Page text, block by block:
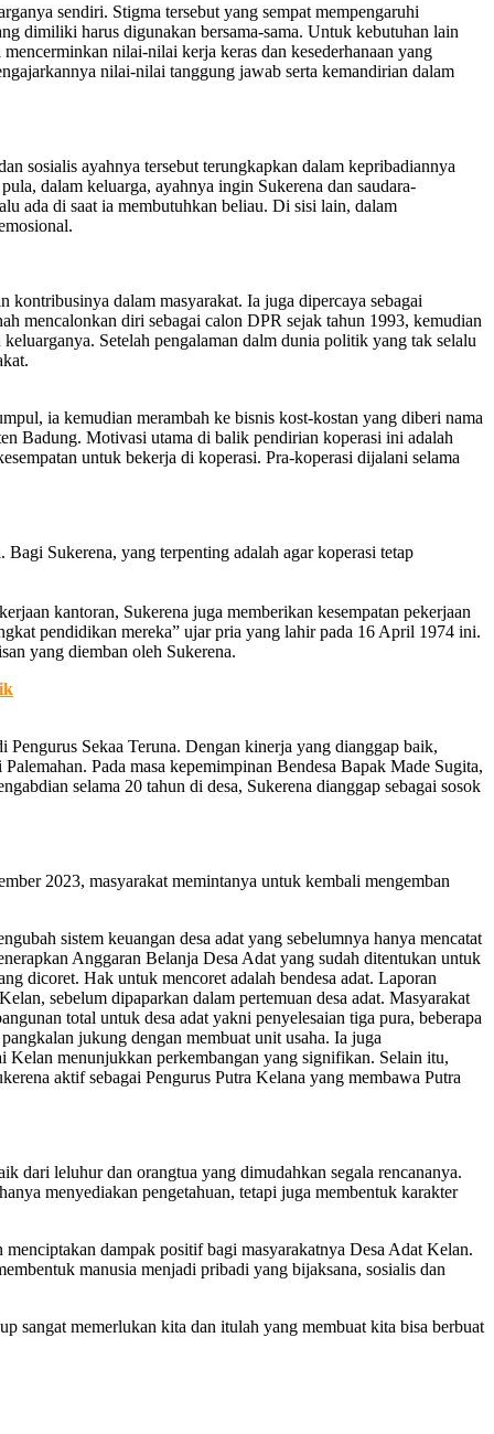
sendiri. Stigma tersebut yang sempat mempengaruhi
dimiliki harus digunakan bersama-sama. Untuk kebutuhan lain
nilai-nilai kerja keras dan kesederhanaan yang
nilai-nilai tanggung jawab serta kemandirian dalam
sosialis ayahnya tersebut terungkapkan dalam kepribadiannya
dalam keluarga, ayahnya ingin Sukerena dan saudara-
ada di saat ia membutuhkan beliau. Di sisi lain, dalam
dalam masyarakat. Ia juga dipercaya sebagai
mencalonkan diri sebagai calon DPR sejak tahun 1993, kemudian
Setelah pengalaman dalm dunia politik yang tak selalu
ia kemudian merambah ke bisnis kost-kostan yang diberi nama
Badung. Motivasi utama di balik pendirian koperasi ini adalah
untuk bekerja di koperasi. Pra-koperasi dijalani selama
Sukerena, yang terpenting adalah agar koperasi tetap
kantoran, Sukerena juga memberikan kesempatan pekerjaan
pendidikan mereka” ujar pria yang lahir pada 16 April 1974 ini.
yang diemban oleh Sukerena.
Sekaa Teruna. Dengan kinerja yang dianggap baik,
Pada masa kepemimpinan Bendesa Bapak Made Sugita,
selama 20 tahun di desa, Sukerena dianggap sebagai sosok
2023, masyarakat memintanya untuk kembali mengemban
sistem keuangan desa adat yang sebelumnya hanya mencatat
Anggaran Belanja Desa Adat yang sudah ditentukan untuk
dicoret. Hak untuk mencoret adalah bendesa adat. Laporan
sebelum dipaparkan dalam pertemuan desa adat. Masyarakat
total untuk desa adat yakni penyelesaian tiga pura, beberapa
jukung dengan membuat unit usaha. Ia juga
menunjukkan perkembangan yang signifikan. Selain itu,
aktif sebagai Pengurus Putra Kelana yang membawa Putra
dari leluhur dan orangtua yang dimudahkan segala rencananya.
menyediakan pengetahuan, tetapi juga membentuk karakter
dampak positif bagi masyarakatnya Desa Adat Kelan.
manusia menjadi pribadi yang bijaksana, sosialis dan
sangat memerlukan kita dan itulah yang membuat kita bisa berbuat